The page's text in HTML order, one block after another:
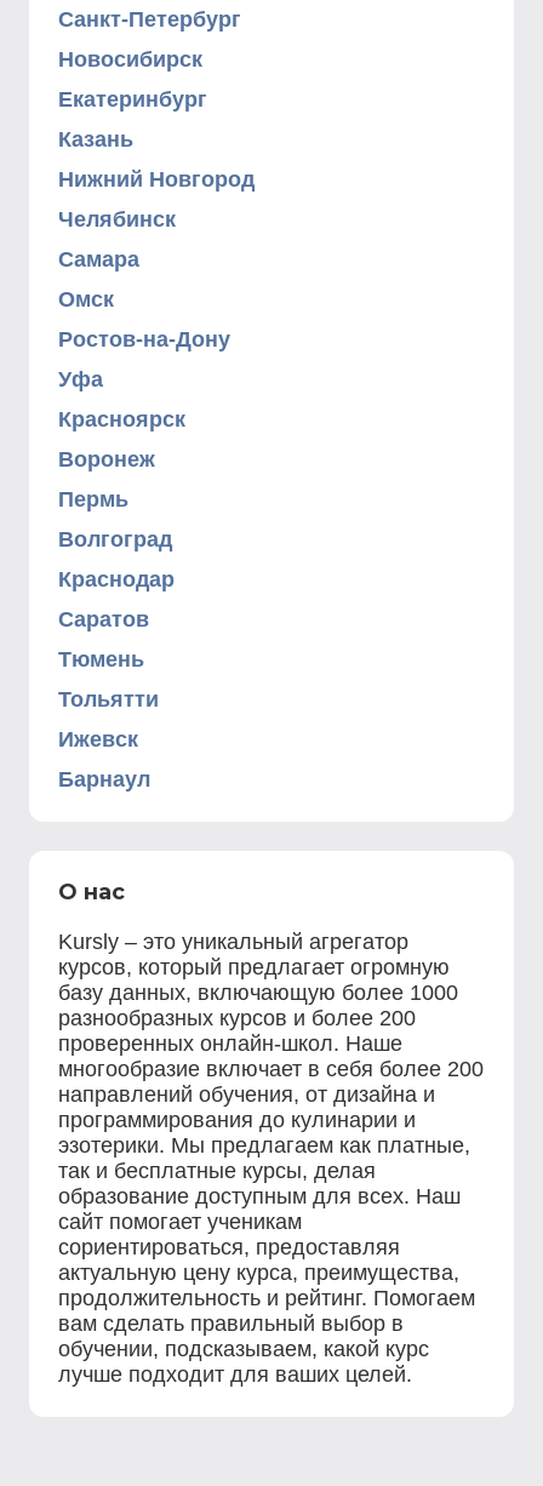
Санкт-Петербург
Новосибирск
Екатеринбург
Казань
Нижний Новгород
Челябинск
Самара
Омск
Ростов-на-Дону
Уфа
Красноярск
Воронеж
Пермь
Волгоград
Краснодар
Саратов
Тюмень
Тольятти
Ижевск
Барнаул
О нас
Kursly – это уникальный агрегатор
курсов, который предлагает огромную
базу данных, включающую более 1000
разнообразных курсов и более 200
проверенных онлайн-школ. Наше
многообразие включает в себя более 200
направлений обучения, от дизайна и
программирования до кулинарии и
эзотерики. Мы предлагаем как платные,
так и бесплатные курсы, делая
образование доступным для всех. Наш
сайт помогает ученикам
сориентироваться, предоставляя
актуальную цену курса, преимущества,
продолжительность и рейтинг. Помогаем
вам сделать правильный выбор в
обучении, подсказываем, какой курс
лучше подходит для ваших целей.